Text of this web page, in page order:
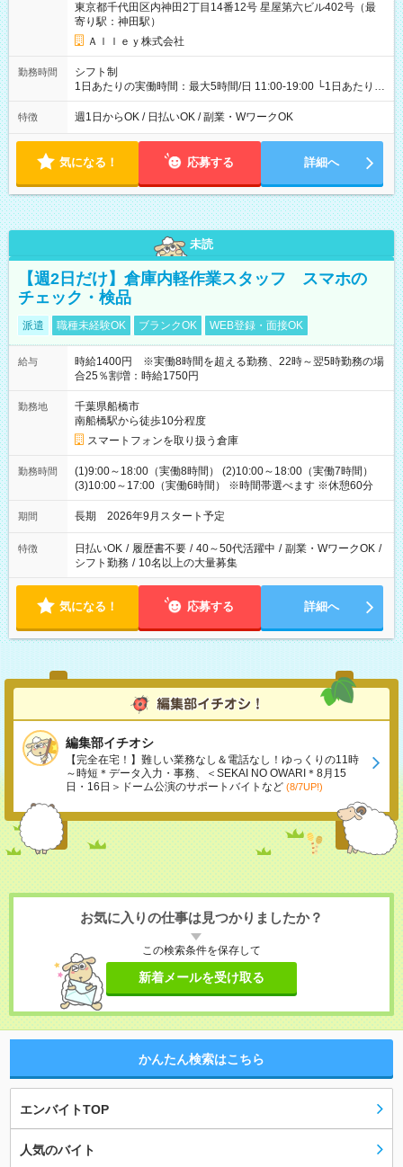
東京都千代田区内神田2丁目14番12号 星屋第六ビル402号（最
寄り駅：神田駅）
Ａｌｌｅｙ株式会社
勤務時間
シフト制
1日あたりの実働時間：最大5時間/日 11:00-19:00 └1日あたりの
実働時間：1-5時間 └上記の時間帯内であれば、いつでも勤務可
能！ └平日・土曜日の中で、お好きな曜日でご勤務いただけま
18:00 などのように、自由な働き方が可能なお仕事です！
特徴 週1日からOK / 日払いOK / 副業・WワークOK
気になる！ 応募する 詳細へ
未読
【週2日だけ】倉庫内軽作業スタッフ スマホの
チェック・検品
派遣 職種未経験OK ブランクOK WEB登録・面接OK
給与
時給1400円 ※実働8時間を超える勤務、22時～翌5時勤務の場
合25％割増：時給1750円
勤務地
千葉県船橋市
南船橋駅から徒歩10分程度
スマートフォンを取り扱う倉庫
勤務時間
(1)9:00～18:00（実働8時間） (2)10:00～18:00（実働7時間）
(3)10:00～17:00（実働6時間） ※時間帯選べます ※休憩60分
期間 長期 2026年9月スタート予定
特徴 日払いOK / 履歴書不要 / 40～50代活躍中 / 副業・WワークOK /
シフト勤務 / 10名以上の大量募集
気になる！ 応募する 詳細へ
編集部イチオシ
【完全在宅！】難しい業務なし＆電話なし！ゆっくりの11時
～時短＊データ入力・事務、＜SEKAI NO OWARI＊8月15
日・16日＞ドーム公演のサポートバイトなど (8/7UP!)
お気に入りの仕事は見つかりましたか？
この検索条件を保存して
新着メールを受け取る
かんたん検索はこちら
エンバイトTOP
人気のバイト